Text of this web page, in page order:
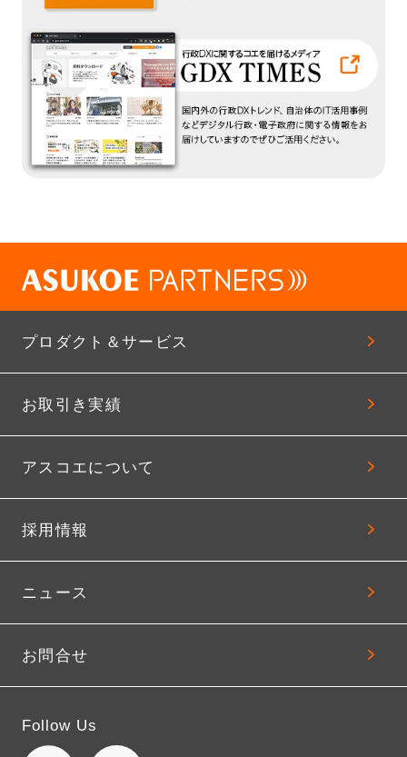
プロダクト＆サービス
お取引き実績
アスコエについて
採用情報
ニュース
お問合せ
Follow Us